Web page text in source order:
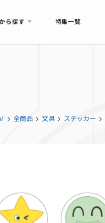
ら探す 特集一覧
全商品 文具 ステッカー